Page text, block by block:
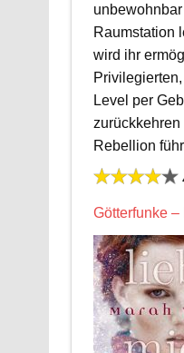
Raumstation
wird ihr
Level per
Rebellion
Götterfunke